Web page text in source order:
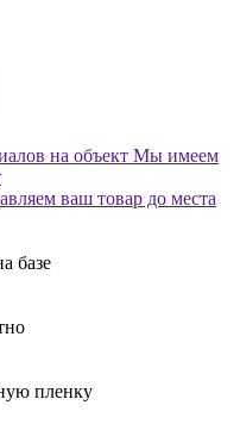
на объект Мы имеем
ваш товар до места
базе
пленку